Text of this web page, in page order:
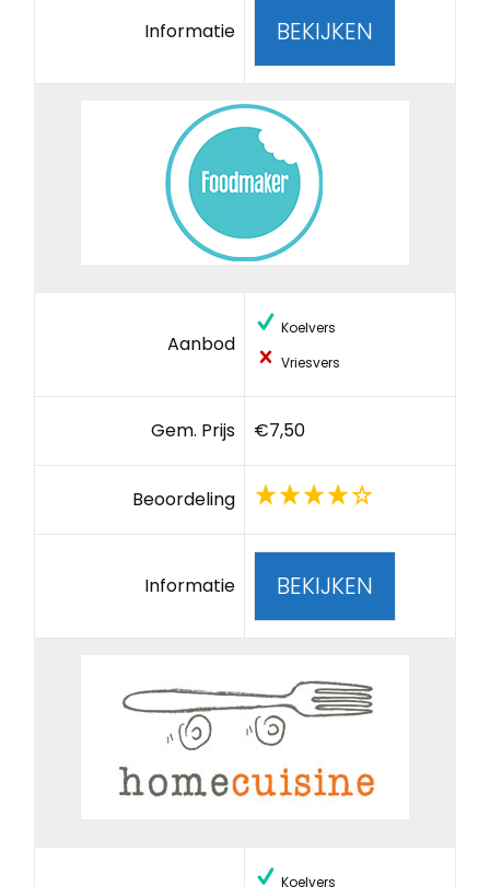
Informatie BEKIJKEN
Aanbod
Koelvers
Vriesvers
Gem. Prijs €7,50
Beoordeling
Informatie BEKIJKEN
Koelvers